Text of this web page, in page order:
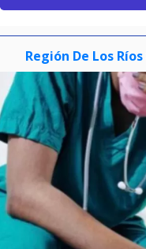
Región De Los Ríos